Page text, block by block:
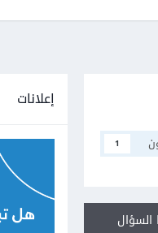
1
إعلانات